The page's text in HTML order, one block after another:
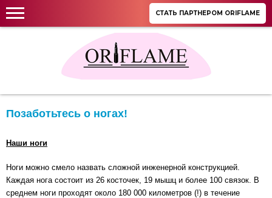
СТАТЬ ПАРТНЕРОМ ORIFLAME
Позаботьтесь о ногах!
Наши ноги
Ноги можно смело назвать сложной инженерной конструкцией.
Каждая нога состоит из 26 косточек, 19 мышц и более 100 связок. В
среднем ноги проходят около 180 000 километров (!) в течение